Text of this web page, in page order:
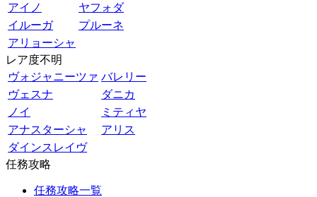
アイノ
ヤフォダ
イルーガ
プルーネ
アリョーシャ
レア度不明
ヴォジャニーツァ バレリー
ヴェスナ
ダニカ
ノイ
ミティヤ
アナスターシャ
アリス
ダインスレイヴ
任務攻略
任務攻略一覧